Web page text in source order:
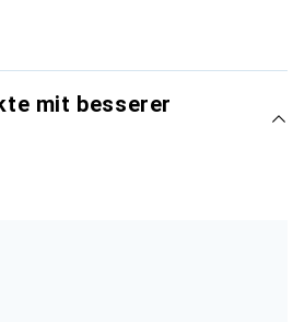
mit besserer